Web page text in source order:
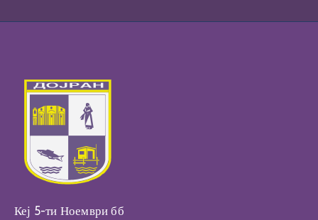
Кеј 5-ти Ноември бб